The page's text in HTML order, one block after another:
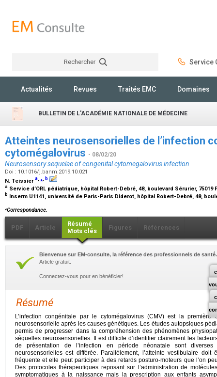
Rechercher Service
Actualités Revues Traités EMC Domaines
BULLETIN DE L'ACADÉMIE NATIONALE DE MÉDECINE
Atteintes neurosensorielles de l’infection
cytomégalovirus - 08/02/20
Neurosensory sequelae of congenital cytomegalovirus infection
Doi : 10.1016/j.banm.2019.10.021
N. Teissiera,⁎, b
a Service d’ORL pédiatrique, hôpital Robert-Debré, 48, boulevard Sérurier, 75019
b Inserm U1141, université de Paris-Paris Diderot, hôpital Robert-Debré, 48,
⁎Correspondance.
PDF Article
Résumé
Mots clés
Figures Références
Bienvenue sur EM-consulte, la référence des professionnels de santé.
Article gratuit.
Connectez-vous pour en bénéficier!
Résumé
L’infection congénitale par le cytomégalovirus (CMV) est la
neurosensorielle après les causes génétiques. Les études autopsiques
permis de progresser dans la compréhension des phénomènes
séquelles neurosensorielles. Il est difficile d’identifier clairement les
de présentation de l’infection en période néonatale sont
neurosensorielles est différée. Parallèlement, l’atteinte vestibulaire
fréquente et elle peut participer à des retards posturo-moteurs que l’on
Des protocoles thérapeutiques reposant sur l’administration de
symptomatiques à la naissance mais la prescription aux enfants